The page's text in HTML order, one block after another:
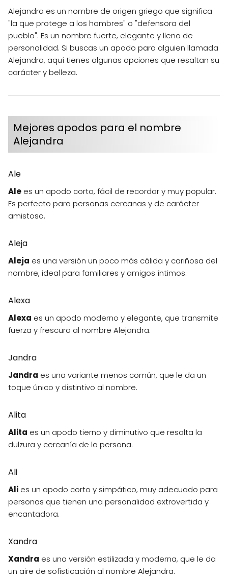
Alejandra es un nombre de origen griego que significa
"la que protege a los hombres" o "defensora del
pueblo". Es un nombre fuerte, elegante y lleno de
personalidad. Si buscas un apodo para alguien llamada
Alejandra, aquí tienes algunas opciones que resaltan su
carácter y belleza.
Mejores apodos para el nombre
Alejandra
Ale
Ale es un apodo corto, fácil de recordar y muy popular.
Es perfecto para personas cercanas y de carácter
amistoso.
Aleja
Aleja es una versión un poco más cálida y cariñosa del
nombre, ideal para familiares y amigos íntimos.
Alexa
Alexa es un apodo moderno y elegante, que transmite
fuerza y frescura al nombre Alejandra.
Jandra
Jandra es una variante menos común, que le da un
toque único y distintivo al nombre.
Alita
Alita es un apodo tierno y diminutivo que resalta la
dulzura y cercanía de la persona.
Ali
Ali es un apodo corto y simpático, muy adecuado para
personas que tienen una personalidad extrovertida y
encantadora.
Xandra
Xandra es una versión estilizada y moderna, que le da
un aire de sofisticación al nombre Alejandra.